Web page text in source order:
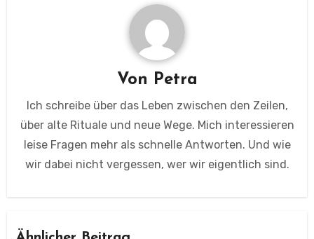
Von Petra
Ich schreibe über das Leben zwischen den Zeilen,
über alte Rituale und neue Wege. Mich interessieren
leise Fragen mehr als schnelle Antworten. Und wie
wir dabei nicht vergessen, wer wir eigentlich sind.